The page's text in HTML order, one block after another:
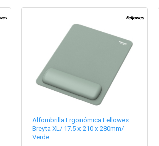
Alfombrilla Ergonómica Fellowes
Breyta XL/ 17.5 x 210 x 280mm/
Verde